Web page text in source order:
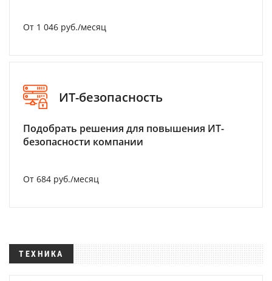
От 1 046 руб./месяц
ИТ-безопасность
Подобрать решения для повышения ИТ-
безопасности компании
От 684 руб./месяц
ТЕХНИКА